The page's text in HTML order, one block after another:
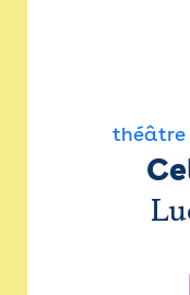
théâtre